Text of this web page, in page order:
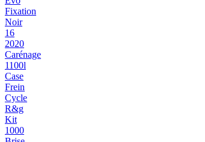
Fixation
Noir
16
2020
Carénage
1100l
Case
Frein
Cycle
R&g
Kit
1000